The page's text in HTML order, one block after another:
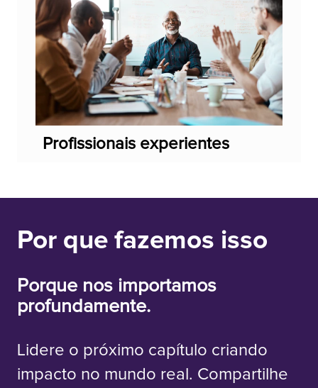
Profissionais experientes
Por que fazemos isso
Porque nos importamos
profundamente.
Lidere o próximo capítulo criando
impacto no mundo real. Compartilhe